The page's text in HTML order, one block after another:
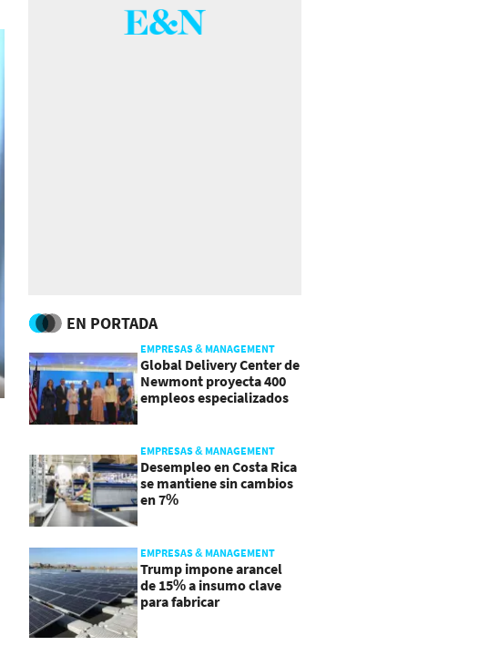
EN PORTADA
EMPRESAS & MANAGEMENT
Global Delivery Center de
Newmont proyecta 400
empleos especializados
EMPRESAS & MANAGEMENT
Desempleo en Costa Rica
se mantiene sin cambios
en 7%
EMPRESAS & MANAGEMENT
Trump impone arancel
de 15% a insumo clave
para fabricar